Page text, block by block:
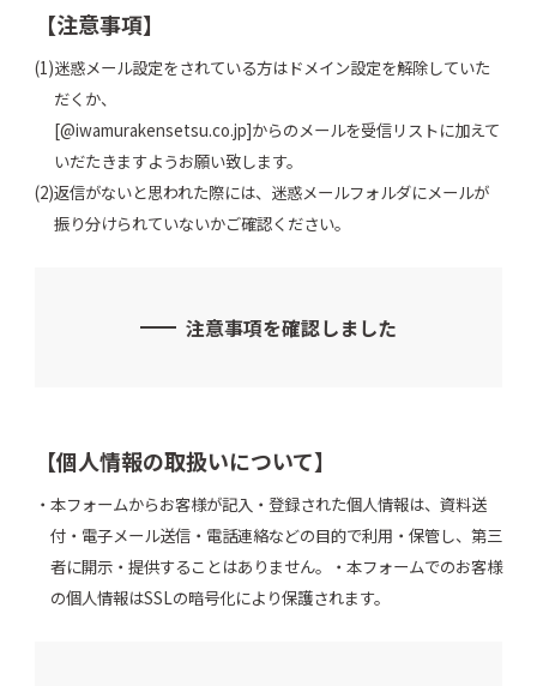
【注意事項】
迷惑メール設定をされている方はドメイン設定を解除していた
だくか、
[@iwamurakensetsu.co.jp]からのメールを受信リストに加えて
いだたきますようお願い致します。
返信がないと思われた際には、迷惑メールフォルダにメールが
振り分けられていないかご確認ください。
注意事項を確認しました
【個人情報の取扱いについて】
本フォームからお客様が記入・登録された個人情報は、資料送
付・電子メール送信・電話連絡などの目的で利用・保管し、第三
者に開示・提供することはありません。・本フォームでのお客様
の個人情報はSSLの暗号化により保護されます。